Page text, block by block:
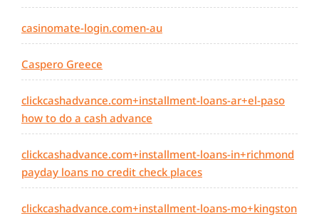
casinomate-login.comen-au
Caspero Greece
clickcashadvance.com+installment-loans-ar+el-paso
how to do a cash advance
clickcashadvance.com+installment-loans-in+richmond
payday loans no credit check places
clickcashadvance.com+installment-loans-mo+kingston